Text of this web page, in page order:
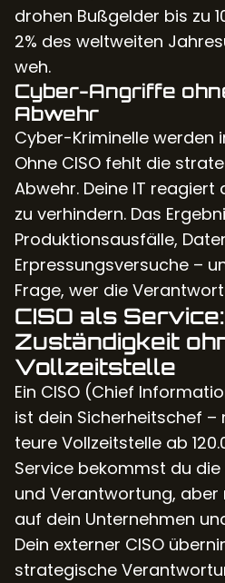
drohen Bußgelder bis zu
2% des weltweiten
weh.
Cyber-Angriffe
Abwehr
Cyber-Kriminelle werden
Ohne CISO fehlt die
Abwehr. Deine IT
zu verhindern. Das
Produktionsausfälle,
Erpressungsversuche –
Frage, wer die
CISO als
Zuständigkeit
Vollzeitstelle
Ein CISO (Chief
ist dein Sicherheitschef
teure Vollzeitstelle ab
Service bekommst du
und Verantwortung,
auf dein Unternehmen
Dein externer CISO
strategische